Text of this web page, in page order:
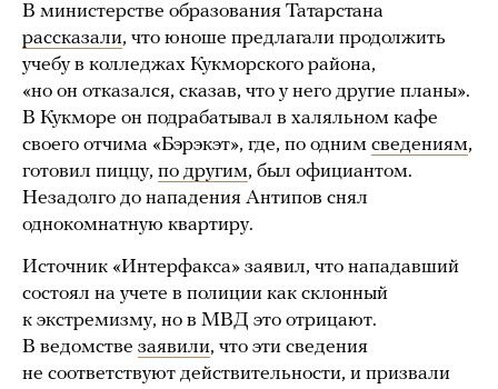
В министерстве образования Татарстана
рассказали, что юноше предлагали продолжить
учебу в колледжах Кукморского района,
«но он отказался, сказав, что у него другие планы».
В Кукморе он подрабатывал в халяльном кафе
своего отчима «Бэрэкэт», где, по одним сведениям,
готовил пиццу, по другим, был официантом.
Незадолго до нападения Антипов снял
однокомнатную квартиру.
Источник «Интерфакса» заявил, что нападавший
состоял на учете в полиции как склонный
к экстремизму, но в МВД это отрицают.
В ведомстве заявили, что эти сведения
не соответствуют действительности, и призвали